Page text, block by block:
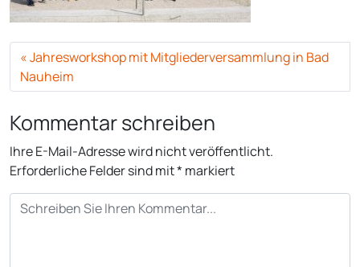
Jahresworkshop mit Mitgliederversammlung in Bad
Nauheim
Kommentar schreiben
Ihre E-Mail-Adresse wird nicht veröffentlicht.
Erforderliche Felder sind mit* markiert